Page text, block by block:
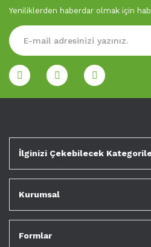
Yeniliklerden haberdar olmak için
İlginizi Çekebilecek
Kurumsal
Formlar